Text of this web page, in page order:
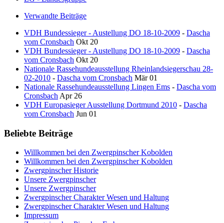
Verwandte Beiträge
VDH Bundessieger - Austellung DO 18-10-2009 - Dascha
vom Cronsbach Okt 20
VDH Bundessieger - Austellung DO 18-10-2009 - Dascha
vom Cronsbach Okt 20
Nationale Rassehundeausstellung Rheinlandsiegerschau 28-
02-2010 - Dascha vom Cronsbach Mär 01
Nationale Rassehundeausstellung Lingen Ems - Dascha vom
Cronsbach Apr 26
VDH Europasieger Ausstellung Dortmund 2010 - Dascha
vom Cronsbach Jun 01
Beliebte Beiträge
Willkommen bei den Zwergpinscher Kobolden
Willkommen bei den Zwergpinscher Kobolden
Zwergpinscher Historie
Unsere Zwergpinscher
Unsere Zwergpinscher
Zwergpinscher Charakter Wesen und Haltung
Zwergpinscher Charakter Wesen und Haltung
Impressum